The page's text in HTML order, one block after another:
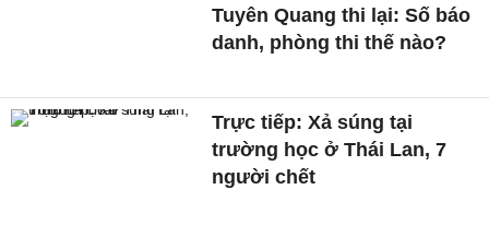
Tuyên Quang thi lại: Số báo
danh, phòng thi thế nào?
Trực tiếp: Xả súng tại
trường học ở Thái Lan, 7
người chết